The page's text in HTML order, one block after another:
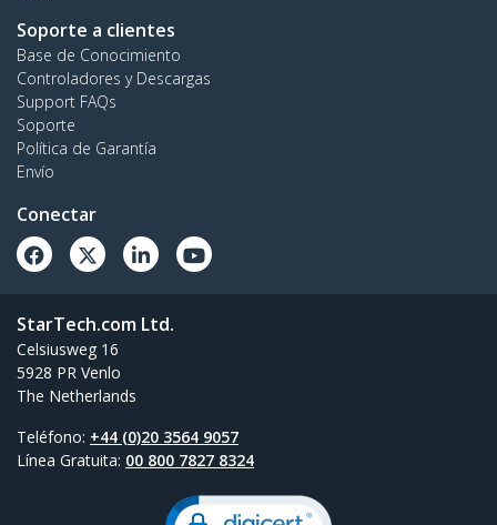
Soporte a clientes
Base de Conocimiento
Controladores y Descargas
Support FAQs
Soporte
Política de Garantía
Envío
Conectar
StarTech.com Ltd.
Celsiusweg 16
5928 PR Venlo
The Netherlands
Teléfono: +44 (0)20 3564 9057
Línea Gratuita: 00 800 7827 8324